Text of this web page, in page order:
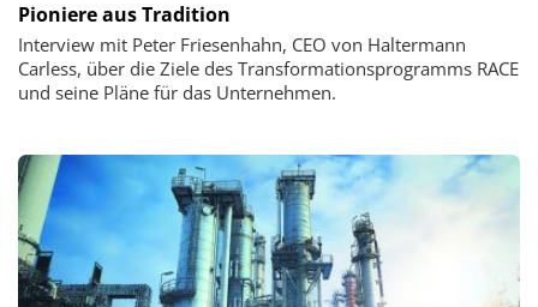
Pioniere aus Tradition
Interview mit Peter Friesenhahn, CEO von Haltermann
Carless, über die Ziele des Transformationsprogramms RACE
und seine Pläne für das Unternehmen.